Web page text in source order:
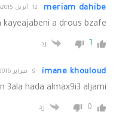
meriam dahibe 12 أبريل 2015م الساعة 22:15
kayeajabeni a drous bzafe
1 رد
imane khouloud 9 فبراير 2016م الساعة 19:59
3ala hada almax9i3 aljami
0 رد